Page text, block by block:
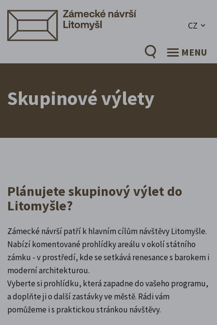
CZ
MENU
Skupinové výlety
Plánujete skupinový výlet do
Litomyšle?
Zámecké návrší patří k hlavním cílům návštěvy Litomyšle.
Nabízí komentované prohlídky areálu v okolí státního
zámku - v prostředí, kde se setkává renesance s barokem i
moderní architekturou.
Vyberte si prohlídku, která zapadne do vašeho programu,
a doplňte ji o další zastávky ve městě. Rádi vám
pomůžeme i s praktickou stránkou návštěvy.